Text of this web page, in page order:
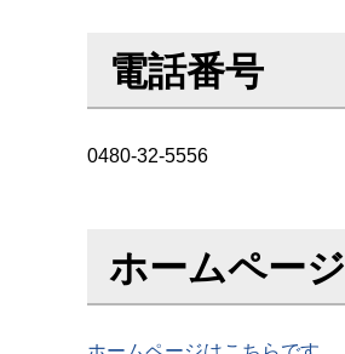
電話番号
0480-32-5556
ホームページ